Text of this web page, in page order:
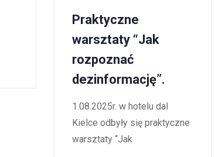
Praktyczne
warsztaty “Jak
rozpoznać
dezinformację”.
1.08.2025r. w hotelu dal
Kielce odbyły się praktyczne
warsztaty “Jak